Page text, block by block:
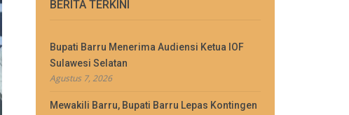
BERITA TERKINI
Bupati Barru Menerima Audiensi Ketua IOF
Sulawesi Selatan
Agustus 7, 2026
Mewakili Barru, Bupati Barru Lepas Kontingen